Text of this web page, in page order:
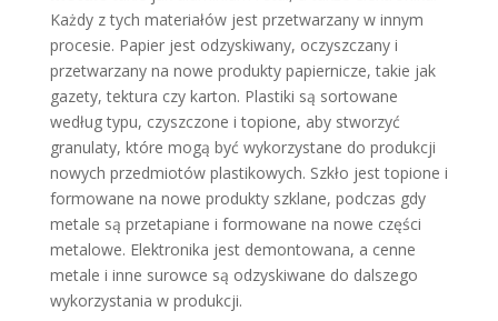
Każdy z tych materiałów jest przetwarzany w innym
procesie. Papier jest odzyskiwany, oczyszczany i
przetwarzany na nowe produkty papiernicze, takie jak
gazety, tektura czy karton. Plastiki są sortowane
według typu, czyszczone i topione, aby stworzyć
granulaty, które mogą być wykorzystane do produkcji
nowych przedmiotów plastikowych. Szkło jest topione i
formowane na nowe produkty szklane, podczas gdy
metale są przetapiane i formowane na nowe części
metalowe. Elektronika jest demontowana, a cenne
metale i inne surowce są odzyskiwane do dalszego
wykorzystania w produkcji.